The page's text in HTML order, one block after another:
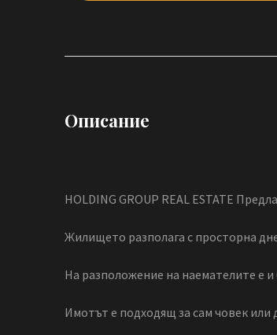
Описание
HOLDING GROUP REAL ESTATE
Жилището разполага с просторна
На разположение на наемателите е
Имотът е подходящ за сам човек или